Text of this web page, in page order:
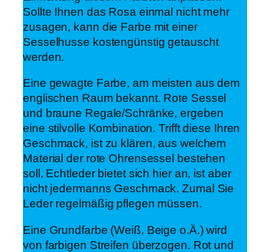
Sollte Ihnen das Rosa einmal nicht mehr
zusagen, kann die Farbe mit einer
Sesselhusse kostengünstig getauscht
werden.
Eine gewagte Farbe, am meisten aus dem
englischen Raum bekannt. Rote Sessel
und braune Regale/Schränke, ergeben
eine stilvolle Kombination. Trifft diese Ihren
Geschmack, ist zu klären, aus welchem
Material der rote Ohrensessel bestehen
soll. Echtleder bietet sich hier an, ist aber
nicht jedermanns Geschmack. Zumal Sie
Leder regelmäßig pflegen müssen.
Eine Grundfarbe (Weiß, Beige o.Ä.) wird
von farbigen Streifen überzogen. Rot und